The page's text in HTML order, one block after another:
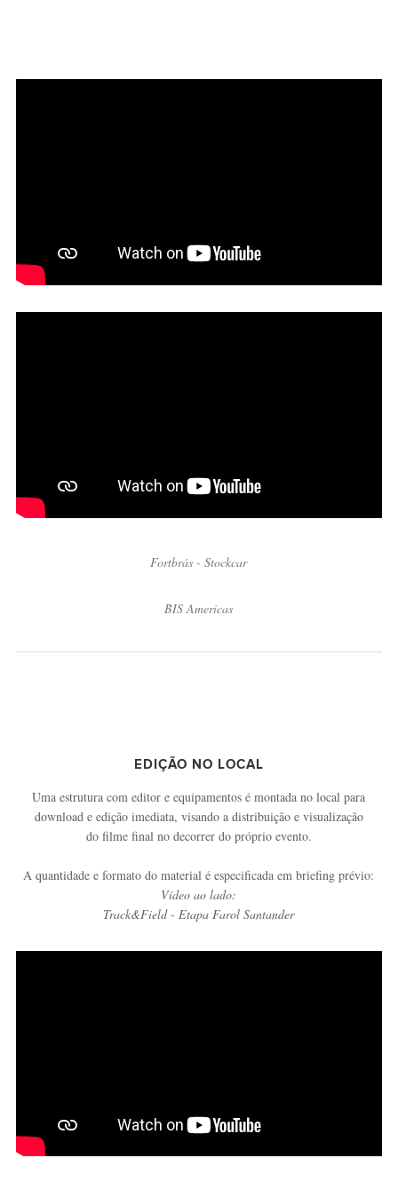
Fortbrás - Stockcar
BIS Americas
EDIÇÃO NO LOCAL
Uma estrutura com editor e equipamentos é montada no local para
download e edição imediata, visando a distribuição e visualização
do filme final no decorrer do próprio evento.
A quantidade e formato do material é especificada em briefing prévio:
Vídeo ao lado:
Track&Field - Etapa Farol Santander